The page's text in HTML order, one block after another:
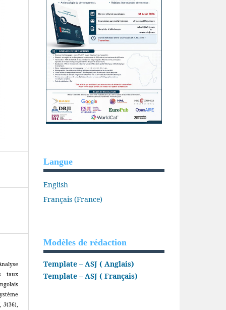
taux
,3(36),
Langue
English
Français (France)
Modèles de rédaction
Template – ASJ ( Anglais)
Template – ASJ ( Français)